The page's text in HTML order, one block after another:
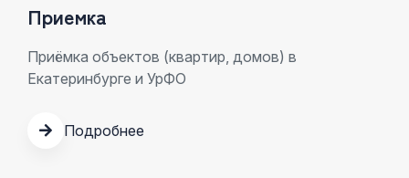
Приемка
Приёмка объектов (квартир, домов) в
Екатеринбурге и УрФО
Подробнее